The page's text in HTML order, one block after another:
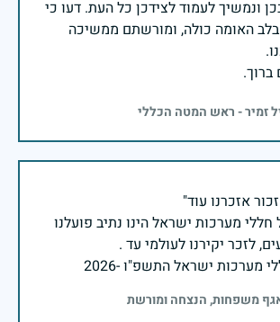
ונמשיך לעמוד לצידכן כל העת. דעו כי
בלב האומה כולה, ומורשתם ממשיכה
ברוך.
זמיר - ראש המטה הכללי
מערכות ישראל הינו נתיב פועלנו
מערכות ישראל התשפ"ו -2026
משפחות, הנצחה ומורשת